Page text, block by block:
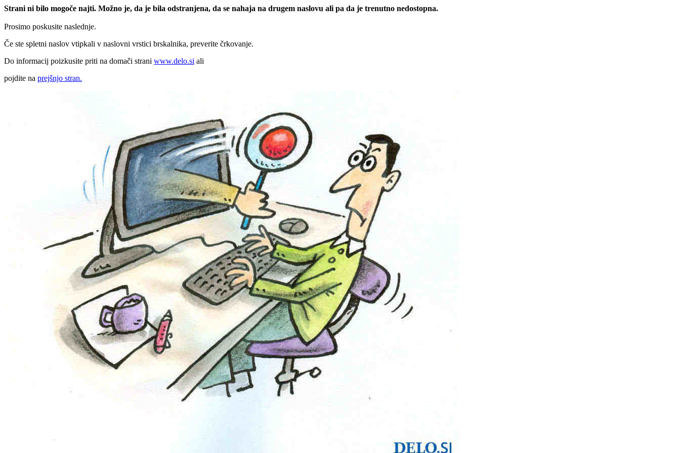
Strani ni bilo mogoče najti. Možno je, da je bila odstranjena, da se nahaja na drugem naslovu ali pa da je trenutno nedostopna.
Prosimo poskusite naslednje.
Če ste spletni naslov vtipkali v naslovni vrstici brskalnika, preverite črkovanje.
Do informacij poizkusite priti na domači strani www.delo.si ali
pojdite na prejšnjo stran.